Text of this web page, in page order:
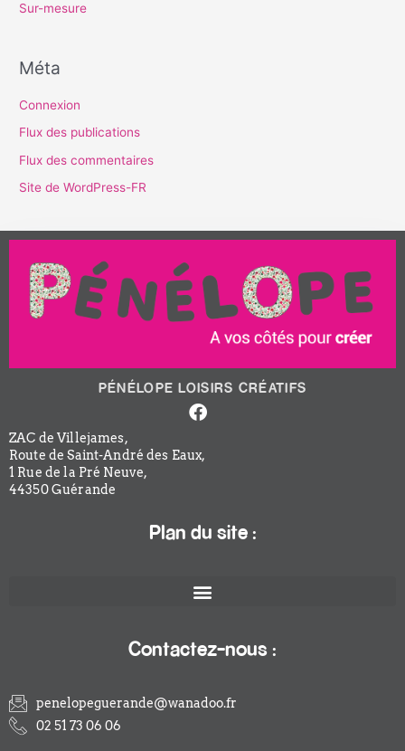
Sur-mesure
Méta
Connexion
Flux des publications
Flux des commentaires
Site de WordPress-FR
PÉNÉLOPE LOISIRS CRÉATIFS
Facebook-
f
ZAC de Villejames,
Route de Saint-André des Eaux,
1 Rue de la Pré Neuve,
44350 Guérande
Plan du site :
Contactez-nous :
penelopeguerande@wanadoo.fr
02 51 73 06 06